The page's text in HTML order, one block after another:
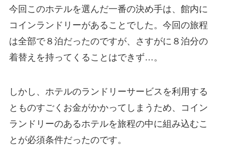
今回このホテルを選んだ一番の決め手は、館内に
コインランドリーがあることでした。今回の旅程
は全部で８泊だったのですが、さすがに８泊分の
着替えを持ってくることはできず…。
しかし、ホテルのランドリーサービスを利用する
とものすごくお金がかかってしまうため、コイン
ランドリーのあるホテルを旅程の中に組み込むこ
とが必須条件だったのです。